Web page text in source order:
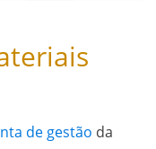
de gestão da